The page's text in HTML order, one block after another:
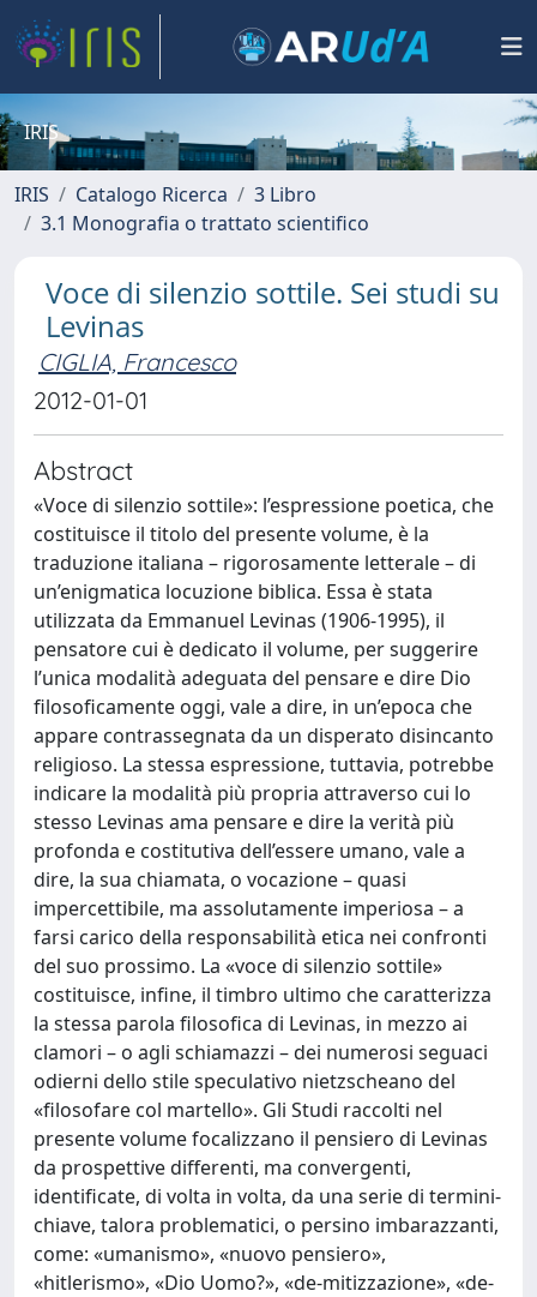
IRIS
IRIS Catalogo Ricerca
3 Libro
3.1 Monografia o trattato scientifico
Voce di silenzio sottile. Sei studi su
Levinas
CIGLIA, Francesco
2012-01-01
Abstract
«Voce di silenzio sottile»: l’espressione poetica, che
costituisce il titolo del presente volume, è la
traduzione italiana – rigorosamente letterale – di
un’enigmatica locuzione biblica. Essa è stata
utilizzata da Emmanuel Levinas (1906-1995), il
pensatore cui è dedicato il volume, per suggerire
l’unica modalità adeguata del pensare e dire Dio
filosoficamente oggi, vale a dire, in un’epoca che
appare contrassegnata da un disperato disincanto
religioso. La stessa espressione, tuttavia, potrebbe
indicare la modalità più propria attraverso cui lo
stesso Levinas ama pensare e dire la verità più
profonda e costitutiva dell’essere umano, vale a
dire, la sua chiamata, o vocazione – quasi
impercettibile, ma assolutamente imperiosa – a
farsi carico della responsabilità etica nei confronti
del suo prossimo. La «voce di silenzio sottile»
costituisce, infine, il timbro ultimo che caratterizza
la stessa parola filosofica di Levinas, in mezzo ai
clamori – o agli schiamazzi – dei numerosi seguaci
odierni dello stile speculativo nietzscheano del
«filosofare col martello». Gli Studi raccolti nel
presente volume focalizzano il pensiero di Levinas
da prospettive differenti, ma convergenti,
identificate, di volta in volta, da una serie di termini-
chiave, talora problematici, o persino imbarazzanti,
come: «umanismo», «nuovo pensiero»,
«hitlerismo», «Dio Uomo?», «de-mitizzazione», «de-